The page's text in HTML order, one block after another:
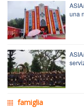
una
famiglia